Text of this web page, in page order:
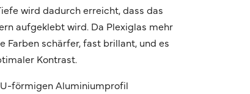
wird dadurch erreicht, dass das
aufgeklebt wird. Da Plexiglas mehr
Farben schärfer, fast brillant, und es
Kontrast.
förmigen Aluminiumprofil